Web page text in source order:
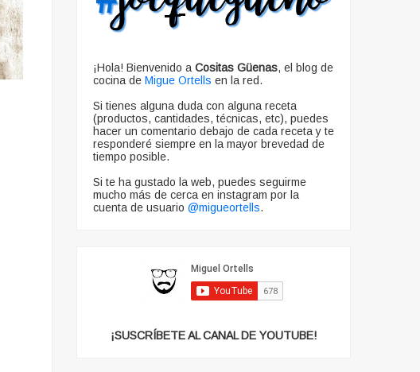
¡Hola! Bienvenido aCositas Güenas, el blog de
cocina de Migue Ortells en la red.
Si tienes alguna duda con alguna receta
(productos, cantidades, técnicas, etc), puedes
hacer un comentario debajo de cada receta y te
responderé siempre en la mayor brevedad de
tiempo posible.
Si te ha gustado la web, puedes seguirme
mucho más de cerca en instagram por la
cuenta de usuario @migueortells.
¡SUSCRÍBETE AL CANAL DE YOUTUBE!